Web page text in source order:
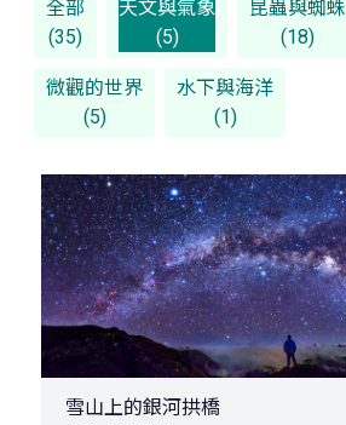
全部
(35)
天文與氣象
(5)
昆蟲與蜘蛛
(18)
微觀的世界
(5)
水下與海洋
(1)
雪山上的銀河拱橋